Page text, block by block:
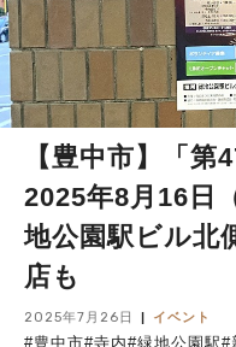
【豊中市】「第
2025年8月16日
地公園駅ビル北
店も
2025年7月26日 イベント
#豊中市#寺内#緑地公園駅#